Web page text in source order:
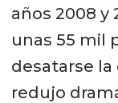
años 2008 y
unas 55 mil
desatarse
redujo